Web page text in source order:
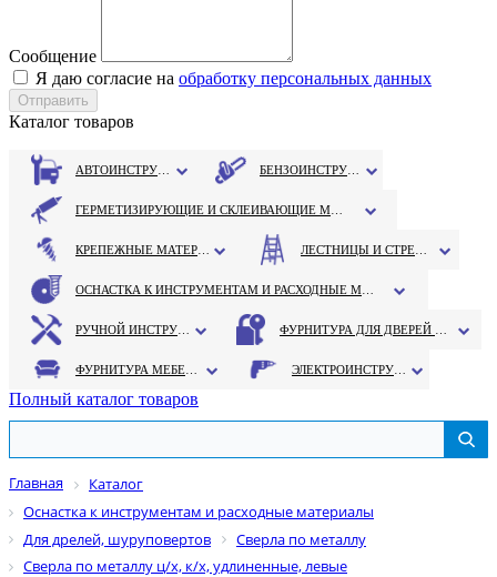
Сообщение
Я даю согласие на обработку персональных данных
Каталог товаров
Полный каталог товаров
Главная
Каталог
Оснастка к инструментам и расходные материалы
Для дрелей, шуруповертов
Сверла по металлу
Сверла по металлу ц/х, к/х, удлиненные, левые